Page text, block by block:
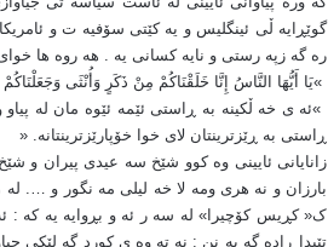
گوێڕایه ڵی ئینگلیس و یه کێتی سۆفیه ت و
ره گه زپه رستی و نایه کسانی یه . هه روه ها
«يَا أَيُّهَا النَّاسُ إِنَّا خَلَقْنَاكُمْ مِنْ ذَكَرٍ وَأُنْثَى وَجَعَلْنَاكُمْ
«ئه ی خه ڵکینه به ڕاستی ئێمه ئێوه مان له
ڕاستی به ڕێزترینتان لای خوا خۆپارێزترینتانه» .
زانایانی ئایینی وه کوو شێخ سه عیدی پیران
بارزان و نه هری ومه لا خه لیلی مه نگور و …. له
ک« کڕیس کۆچیرا» له سه ر ئه و بڕوایه یه که :